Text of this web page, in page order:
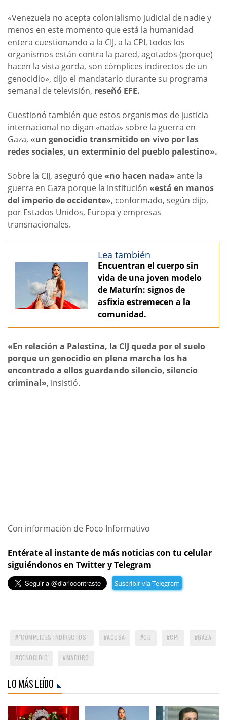
«Venezuela no acepta colonialismo judicial de nadie y
menos en este momento que está la humanidad
entera cuestionando a la CIJ, a la CPI, todos los
organismos están contra la pared, agotados (porque)
hacen la vista gorda, son cómplices indirectos de un
genocidio», dijo el mandatario durante su programa
semanal de televisión, reseñó EFE.
Cuestionó también que estos organismos de justicia
internacional no digan «nada» sobre la guerra en
Gaza, «un genocidio transmitido en vivo por las
redes sociales, un exterminio del pueblo palestino».
Sobre la CIJ, aseguró que«no hacen nada» ante la
guerra en Gaza porque la institución «está en manos
del imperio de occidente», conformado, según dijo,
por Estados Unidos, Europa y empresas
transnacionales.
Lea también
Encuentran el cuerpo sin
vida de una joven modelo
de Maturín: signos de
asfixia estremecen a la
comunidad.
«En relación a Palestina, la CIJ queda por el suelo
porque un genocidio en plena marcha los ha
encontrado a ellos guardando silencio, silencio
criminal», insistió.
Con información de Foco Informativo
Entérate al instante de más noticias con tu celular
siguiéndonos en Twitter y Telegram
Suscribir vía Telegram
"CÓMPLICES INDIRECTOS" ACUSA CIJ CPI GAZA
GENOCIDIO MADURO
LO MÁS LEÍDO